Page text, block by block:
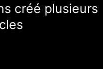
créé plusieurs